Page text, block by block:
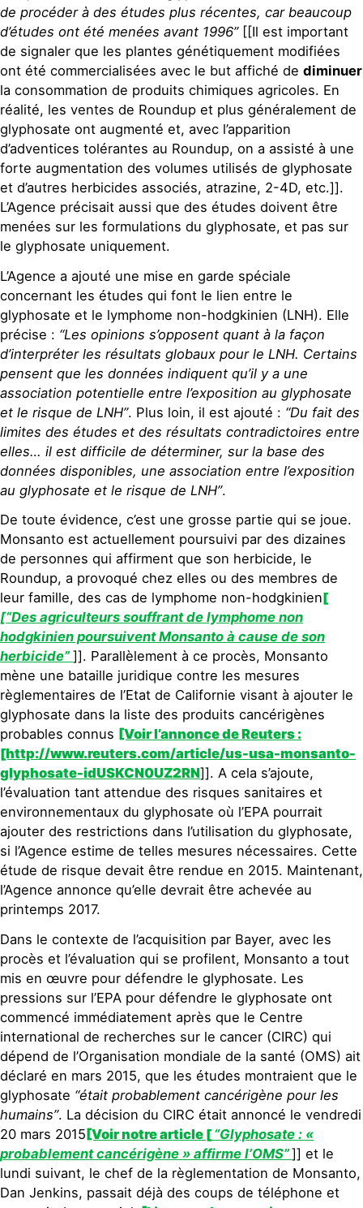
de procéder à des études plus récentes, car beaucoup
d’études ont été menées avant 1996”[[Il est important
de signaler que les plantes génétiquement modifiées
ont été commercialisées avec le but affiché de diminuer
la consommation de produits chimiques agricoles. En
réalité, les ventes de Roundup et plus généralement de
glyphosate ont augmenté et, avec l’apparition
d’adventices tolérantes au Roundup, on a assisté à une
forte augmentation des volumes utilisés de glyphosate
et d’autres herbicides associés, atrazine, 2-4D, etc.]].
L’Agence précisait aussi que des études doivent être
menées sur les formulations du glyphosate, et pas sur
le glyphosate uniquement.
L’Agence a ajouté une mise en garde spéciale
concernant les études qui font le lien entre le
glyphosate et le lymphome non-hodgkinien (LNH). Elle
précise : “Les opinions s’opposent quant à la façon
d’interpréter les résultats globaux pour le LNH. Certains
pensent que les données indiquent qu’il y a une
association potentielle entre l’exposition au glyphosate
et le risque de LNH”. Plus loin, il est ajouté : “Du fait des
limites des études et des résultats contradictoires entre
elles… il est difficile de déterminer, sur la base des
données disponibles, une association entre l’exposition
au glyphosate et le risque de LNH”.
De toute évidence, c’est une grosse partie qui se joue.
Monsanto est actuellement poursuivi par des dizaines
de personnes qui affirment que son herbicide, le
Roundup, a provoqué chez elles ou des membres de
leur famille, des cas de lymphome non-hodgkinien[
[“Des agriculteurs souffrant de lymphome non
hodgkinien poursuivent Monsanto à cause de son
herbicide”]]. Parallèlement à ce procès, Monsanto
mène une bataille juridique contre les mesures
règlementaires de l’Etat de Californie visant à ajouter le
glyphosate dans la liste des produits cancérigènes
probables connus [Voir l’annonce de Reuters :
[http://www.reuters.com/article/us-usa-monsanto-
glyphosate-idUSKCN0UZ2RN]]. A cela s’ajoute,
l’évaluation tant attendue des risques sanitaires et
environnementaux du glyphosate où l’EPA pourrait
ajouter des restrictions dans l’utilisation du glyphosate,
si l’Agence estime de telles mesures nécessaires. Cette
étude de risque devait être rendue en 2015. Maintenant,
l’Agence annonce qu’elle devrait être achevée au
printemps 2017.
Dans le contexte de l’acquisition par Bayer, avec les
procès et l’évaluation qui se profilent, Monsanto a tout
mis en œuvre pour défendre le glyphosate. Les
pressions sur l’EPA pour défendre le glyphosate ont
commencé immédiatement après que le Centre
international de recherches sur le cancer (CIRC) qui
dépend de l’Organisation mondiale de la santé (OMS) ait
déclaré en mars 2015, que les études montraient que le
glyphosate “était probablement cancérigène pour les
humains”. La décision du CIRC était annoncé le vendredi
20 mars 2015[Voir notre article [ “Glyphosate : «
probablement cancérigène » affirme l’OMS”]] et le
lundi suivant, le chef de la règlementation de Monsanto,
Dan Jenkins, passait déjà des coups de téléphone et